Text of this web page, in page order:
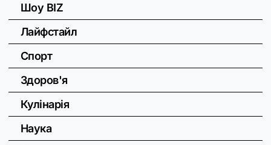
Шоу BIZ
Лайфстайл
Спорт
Здоров'я
Кулінарія
Наука